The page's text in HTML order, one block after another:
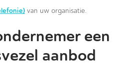
van uw organisatie.
een
aanbod